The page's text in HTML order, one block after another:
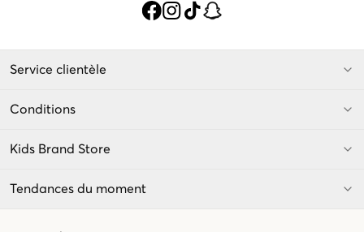
Service clientèle
Conditions
Kids Brand Store
Tendances du moment